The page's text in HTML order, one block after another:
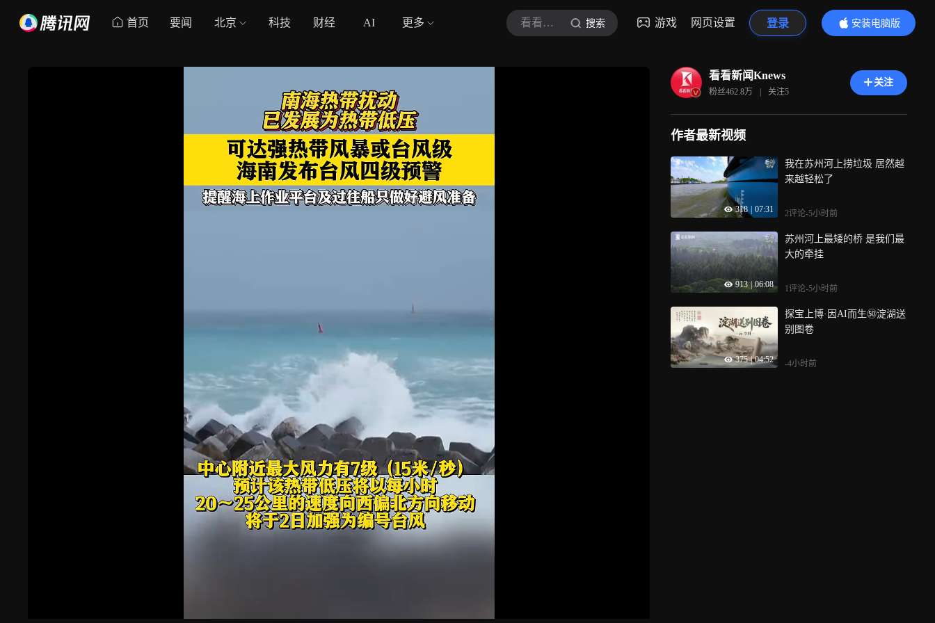
首页 要闻 北京 科技 财经 AI 更多 看看新闻Knews 搜索 游戏 网页设置 登录
安装电脑版
内容更精彩
看看新闻Knews
粉丝462.8万 | 关注5
关注
作者最新视频
318 07:31
我在苏州河上捞垃圾 居然越
来越轻松了
2评论-5小时前
913 | 06:08
苏州河上最矮的桥 是我们最
大的牵挂
1评论-5小时前
375 | 04:52
探宝上博·因AI而生㊿淀湖送
别图卷
-4小时前